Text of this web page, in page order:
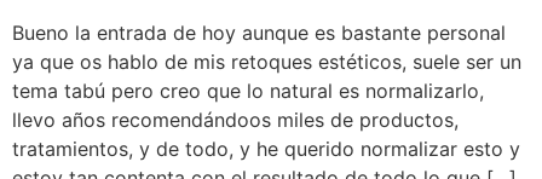
Bueno la entrada de hoy aunque es bastante personal
ya que os hablo de mis retoques estéticos, suele ser un
tema tabú pero creo que lo natural es normalizarlo,
llevo años recomendándoos miles de productos,
tratamientos, y de todo, y he querido normalizar esto y